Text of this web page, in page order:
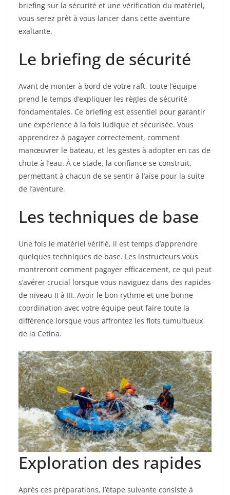
briefing sur la sécurité et une vérification du matériel,
vous serez prêt à vous lancer dans cette aventure
exaltante.
Le briefing de sécurité
Avant de monter à bord de votre raft, toute l’équipe
prend le temps d’expliquer les règles de sécurité
fondamentales. Ce briefing est essentiel pour garantir
une expérience à la fois ludique et sécurisée. Vous
apprendrez à pagayer correctement, comment
manœuvrer le bateau, et les gestes à adopter en cas de
chute à l’eau. À ce stade, la confiance se construit,
permettant à chacun de se sentir à l’aise pour la suite
de l’aventure.
Les techniques de base
Une fois le matériel vérifié, il est temps d’apprendre
quelques techniques de base. Les instructeurs vous
montreront comment pagayer efficacement, ce qui peut
s’avérer crucial lorsque vous naviguez dans des rapides
de niveau II à III. Avoir le bon rythme et une bonne
coordination avec votre équipe peut faire toute la
différence lorsque vous affrontez les flots tumultueux
de la Cetina.
Exploration des rapides
Après ces préparations, l’étape suivante consiste à